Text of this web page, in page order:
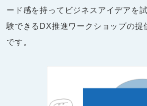
ード感を持ってビジネスアイデアを
験できるDX推進ワークショップの
です。